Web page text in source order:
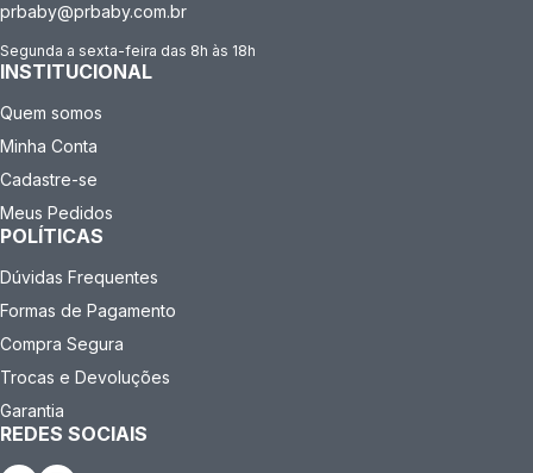
prbaby@prbaby.com.br
Segunda a sexta-feira das 8h às 18h
INSTITUCIONAL
Quem somos
Minha Conta
Cadastre-se
Meus Pedidos
POLÍTICAS
Dúvidas Frequentes
Formas de Pagamento
Compra Segura
Trocas e Devoluções
Garantia
REDES SOCIAIS